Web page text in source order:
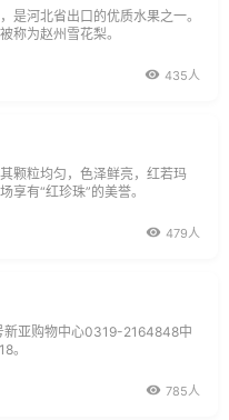
是河北省出口的优质水果之一。
称为赵州雪花梨。
435人
颗粒均匀，色泽鲜亮，红若玛
有“红珍珠”的美誉。
479人
亚购物中心0319-2164848中
。
785人